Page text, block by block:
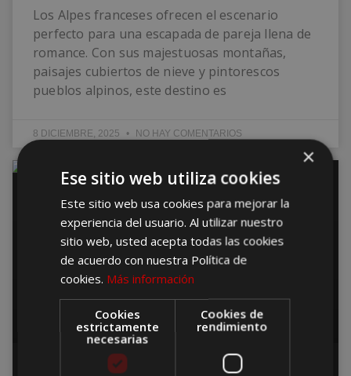
Los Alpes franceses ofrecen el escenario
perfecto para una escapada de pareja llena de
romance. Con sus majestuosas montañas,
paisajes cubiertos de nieve y pintorescos
pueblos alpinos, este destino es
8 DICIEMBRE, 2025 NO HAY COMENTARIOS
CURIOSIDADES
¿Qué es el turismo oscuro?
×
Ese sitio web utiliza cookies
Este sitio web usa cookies para mejorar la
experiencia del usuario. Al utilizar nuestro
sitio web, usted acepta todas las cookies
de acuerdo con nuestra Política de
cookies. Más información
Cookies
estrictamente
necesarias
Cookies de
rendimiento